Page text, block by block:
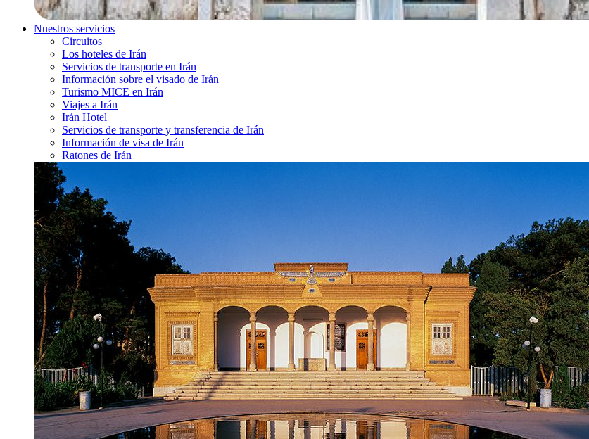
Nuestros servicios
Circuitos
Los hoteles de Irán
Servicios de transporte en Irán
Información sobre el visado de Irán
Turismo MICE en Irán
Viajes a Irán
Irán Hotel
Servicios de transporte y transferencia de Irán
Información de visa de Irán
Ratones de Irán